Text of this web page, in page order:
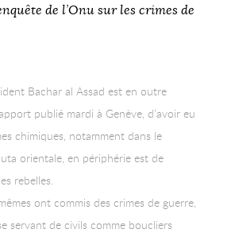
de l’Onu sur les crimes de
Bachar al Assad est en outre
publié mardi à Genève, d’avoir eu
chimiques, notamment dans le
orientale, en périphérie est de
rebelles.
ont commis des crimes de guerre,
servant de civils comme boucliers